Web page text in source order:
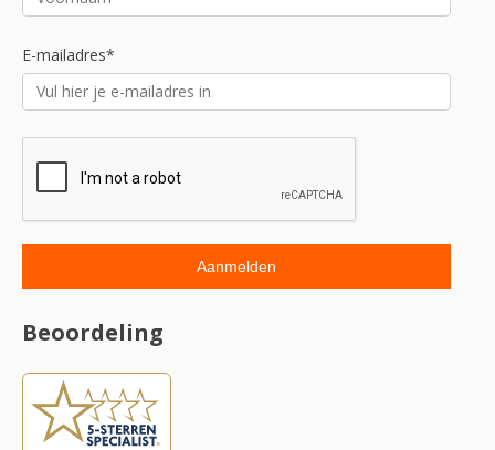
E-mailadres*
Beoordeling